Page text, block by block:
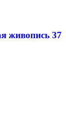
живопись 37